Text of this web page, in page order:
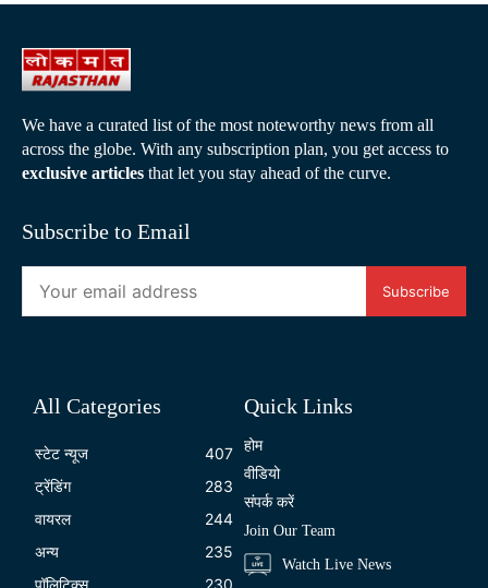
We have a curated list of the most noteworthy news from all
across the globe. With any subscription plan, you get access to
exclusive articles that let you stay ahead of the curve.
Subscribe to Email
Subscribe
All Categories
स्टेट न्यूज
407
ट्रेंडिंग
283
वायरल
244
अन्य
235
Quick Links
होम
वीडियो
संपर्क करें
Join Our Team
Watch Live News